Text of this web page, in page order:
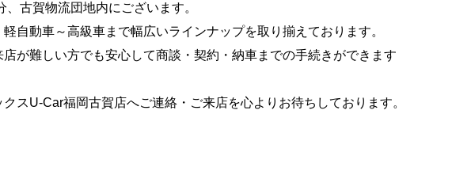
古賀物流団地内にございます。
自動車～高級車まで幅広いラインナップを取り揃えております。
が難しい方でも安心して商談・契約・納車までの手続きができます
スU-Car福岡古賀店へご連絡・ご来店を心よりお待ちしております。